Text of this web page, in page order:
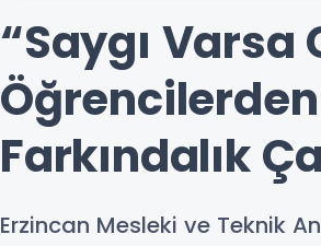
“Saygı Varsa
Öğrencilerden
Farkındalık
Erzincan Mesleki ve Teknik